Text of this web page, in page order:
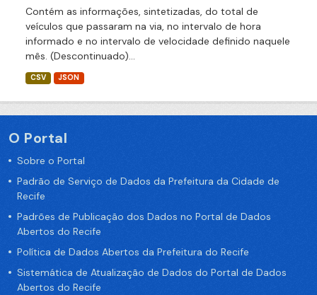
Contém as informações, sintetizadas, do total de
veículos que passaram na via, no intervalo de hora
informado e no intervalo de velocidade definido naquele
mês. (Descontinuado)...
CSV JSON
O Portal
Sobre o Portal
Padrão de Serviço de Dados da Prefeitura da Cidade de
Recife
Padrões de Publicação dos Dados no Portal de Dados
Abertos do Recife
Política de Dados Abertos da Prefeitura do Recife
Sistemática de Atualização de Dados do Portal de Dados
Abertos do Recife